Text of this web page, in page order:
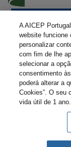
Livro
A AICEP
website funcione
personalizar
com fim de lhe
selecionar a
consentimento
poderá alterar a
Cookies”. O seu
vida útil de 1